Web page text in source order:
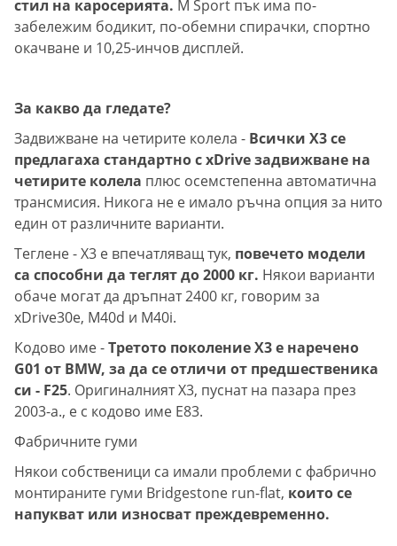
стил на каросерията. M Sport пък има по-
забележим бодикит, по-обемни спирачки, спортно
окачване и 10,25-инчов дисплей.
За какво да гледате?
Задвижване на четирите колела - Всички X3 се
предлагаха стандартно с xDrive задвижване на
четирите колела плюс осемстепенна автоматична
трансмисия. Никога не е имало ръчна опция за нито
един от различните варианти.
Теглене - X3 е впечатляващ тук, повечето модели
са способни да теглят до 2000 кг. Някои варианти
обаче могат да дръпнат 2400 кг, говорим за
xDrive30e, M40d и M40i.
Кодово име -Третото поколение X3 е наречено
G01 от BMW, за да се отличи от предшественика
си - F25. Оригиналният X3, пуснат на пазара през
2003-а., е с кодово име E83.
Фабричните гуми
Някои собственици са имали проблеми с фабрично
монтираните гуми Bridgestone run-flat, които се
напукват или износват преждевременно.